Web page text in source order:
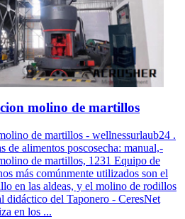
molino de martillos
de martillos - wellnessurlaub24 .
de alimentos poscosecha: manual,-
de martillos, 1231 Equipo de
más comúnmente utilizados son el
en las aldeas, y el molino de rodillos
didáctico del Taponero - CeresNet
en los ...